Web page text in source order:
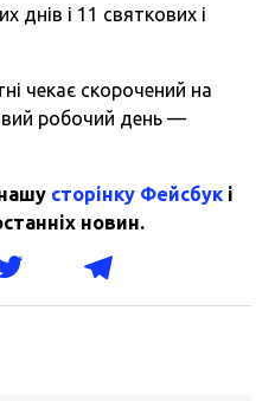
днів і 11 святкових і
чекає скорочений на
робочий день —
сторінку Фейсбук і
новин.